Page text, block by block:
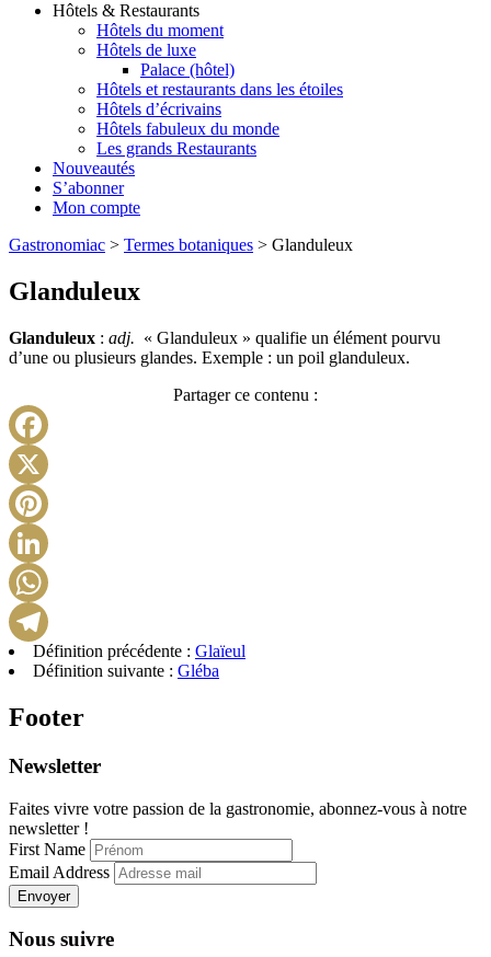
Hôtels & Restaurants
Hôtels du moment
Hôtels de luxe
Palace (hôtel)
Hôtels et restaurants dans les étoiles
Hôtels d’écrivains
Hôtels fabuleux du monde
Les grands Restaurants
Nouveautés
S’abonner
Mon compte
Gastronomiac > Termes botaniques > Glanduleux
Glanduleux
Glanduleux : adj. « Glanduleux » qualifie un élément pourvu
d’une ou plusieurs glandes. Exemple : un poil glanduleux.
Partager ce contenu :
Définition précédente : Glaïeul
Définition suivante : Gléba
Footer
Newsletter
Faites vivre votre passion de la gastronomie, abonnez-vous à notre
newsletter !
First Name
Email Address
Envoyer
Nous suivre